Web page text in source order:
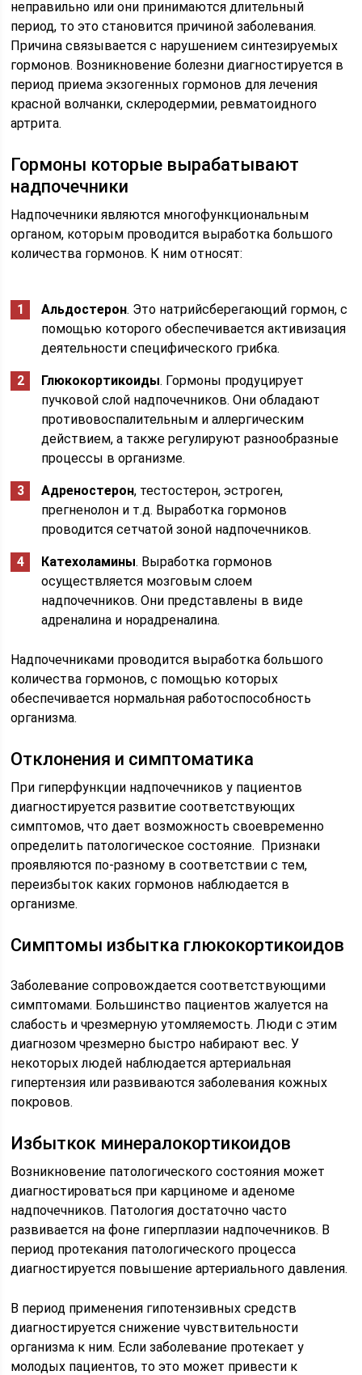
неправильно или они принимаются длительный
период, то это становится причиной заболевания.
Причина связывается с нарушением синтезируемых
гормонов. Возникновение болезни диагностируется в
период приема экзогенных гормонов для лечения
красной волчанки, склеродермии, ревматоидного
артрита.
Гормоны которые вырабатывают
надпочечники
Надпочечники являются многофункциональным
органом, которым проводится выработка большого
количества гормонов. К ним относят:
Альдостерон. Это натрийсберегающий гормон, с
помощью которого обеспечивается активизация
деятельности специфического грибка.
Глюкокортикоиды. Гормоны продуцирует
пучковой слой надпочечников. Они обладают
противовоспалительным и аллергическим
действием, а также регулируют разнообразные
процессы в организме.
Адреностерон, тестостерон, эстроген,
прегненолон и т.д. Выработка гормонов
проводится сетчатой зоной надпочечников.
Катехоламины. Выработка гормонов
осуществляется мозговым слоем
надпочечников. Они представлены в виде
адреналина и норадреналина.
Надпочечниками проводится выработка большого
количества гормонов, с помощью которых
обеспечивается нормальная работоспособность
организма.
Отклонения и симптоматика
При гиперфункции надпочечников у пациентов
диагностируется развитие соответствующих
симптомов, что дает возможность своевременно
определить патологическое состояние. Признаки
проявляются по-разному в соответствии с тем,
переизбыток каких гормонов наблюдается в
организме.
Симптомы избытка глюкокортикоидов
Заболевание сопровождается соответствующими
симптомами. Большинство пациентов жалуется на
слабость и чрезмерную утомляемость. Люди с этим
диагнозом чрезмерно быстро набирают вес. У
некоторых людей наблюдается артериальная
гипертензия или развиваются заболевания кожных
покровов.
Избыткок минералокортикоидов
Возникновение патологического состояния может
диагностироваться при карциноме и аденоме
надпочечников. Патология достаточно часто
развивается на фоне гиперплазии надпочечников. В
период протекания патологического процесса
диагностируется повышение артериального давления.
В период применения гипотензивных средств
диагностируется снижение чувствительности
организма к ним. Если заболевание протекает у
молодых пациентов, то это может привести к